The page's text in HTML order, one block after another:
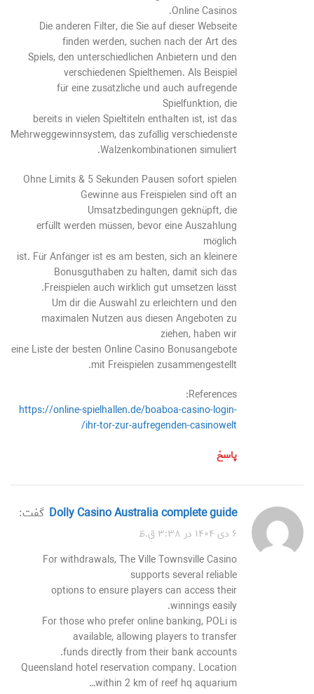
Online Casinos.
Die anderen Filter, die Sie auf dieser Webseite
finden werden, suchen nach der Art des
Spiels, den unterschiedlichen Anbietern und den
verschiedenen Spielthemen. Als Beispiel
für eine zusätzliche und auch aufregende
Spielfunktion, die
bereits in vielen Spieltiteln enthalten ist, ist das
Mehrweggewinnsystem, das zufällig verschiedenste
Walzenkombinationen simuliert.
Ohne Limits & 5 Sekunden Pausen sofort spielen
Gewinne aus Freispielen sind oft an
Umsatzbedingungen geknüpft, die
erfüllt werden müssen, bevor eine Auszahlung
möglich
ist. Für Anfänger ist es am besten, sich an kleinere
Bonusguthaben zu halten, damit sich das
Freispielen auch wirklich gut umsetzen lässt.
Um dir die Auswahl zu erleichtern und den
maximalen Nutzen aus diesen Angeboten zu
ziehen, haben wir
eine Liste der besten Online Casino Bonusangebote
mit Freispielen zusammengestellt.
References:
https://online-spielhallen.de/boaboa-casino-login-
ihr-tor-zur-aufregenden-casinowelt/
پاسخ
Dolly Casino Australia complete guide گفت:
۶ دی ۱۴۰۴ در ۳:۳۸ ق.ظ
For withdrawals, The Ville Townsville Casino
supports several reliable
options to ensure players can access their
winnings easily.
For those who prefer online banking, POLi is
available, allowing players to transfer
funds directly from their bank accounts.
Queensland hotel reservation company. Location
within 2 km of reef hq aquarium…